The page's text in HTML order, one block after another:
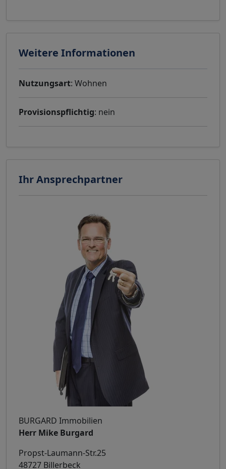
Weitere Informationen
Nutzungsart: Wohnen
Provisionspflichtig: nein
Ihr Ansprechpartner
BURGARD Immobilien
Herr Mike Burgard
Propst-Laumann-Str.25
48727 Billerbeck